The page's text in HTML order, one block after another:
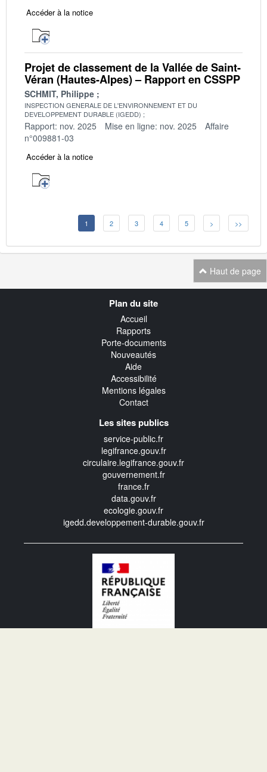
Accéder à la notice
Projet de classement de la Vallée de Saint-
Véran (Hautes-Alpes) – Rapport en CSSPP
SCHMIT, Philippe
INSPECTION GENERALE DE L'ENVIRONNEMENT ET DU
DEVELOPPEMENT DURABLE (IGEDD)
Rapport: nov. 2025 Mise en ligne: nov. 2025
Affaire
n°009881-03
Accéder à la notice
1 2 3 4 5 > >>
Haut de page
Plan du site
Accueil
Rapports
Porte-documents
Nouveautés
Aide
Accessibilité
Mentions légales
Contact
Les sites publics
service-public.fr
legifrance.gouv.fr
circulaire.legifrance.gouv.fr
gouvernement.fr
france.fr
data.gouv.fr
ecologie.gouv.fr
igedd.developpement-durable.gouv.fr